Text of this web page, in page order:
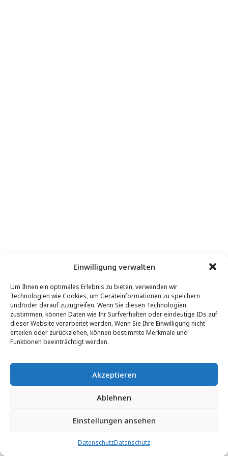
Einwilligung verwalten
Um Ihnen ein optimales Erlebnis zu bieten, verwenden wir
Technologien wie Cookies, um Geräteinformationen zu speichern
und/oder darauf zuzugreifen. Wenn Sie diesen Technologien
zustimmen, können Daten wie Ihr Surfverhalten oder eindeutige IDs auf
dieser Website verarbeitet werden. Wenn Sie Ihre Einwilligung nicht
erteilen oder zurückziehen, können bestimmte Merkmale und
Funktionen beeinträchtigt werden.
Akzeptieren
Ablehnen
Einstellungen ansehen
DatenschutzDatenschutz